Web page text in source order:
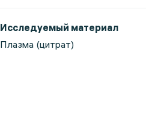
Исследуемый материал
Плазма (цитрат)